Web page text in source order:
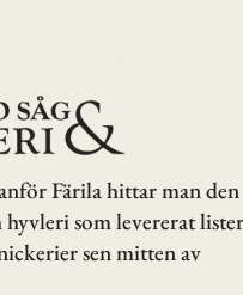
Färila hittar man den
hyvleri som levererat lister
sen mitten av